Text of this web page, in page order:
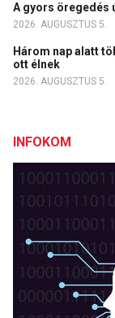
A gyors öregedés
2026. AUGUSZTUS 5.
Három nap alatt
ott élnek
2026. AUGUSZTUS 5.
INFOKOM